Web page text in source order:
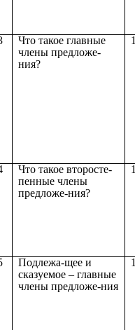
Что такое главные
члены предложе-
ния?
1
Что такое второсте-
пенные члены
предложе-ния?
1
Подлежа-щее и
сказуемое – главные
члены предложе-ния
1